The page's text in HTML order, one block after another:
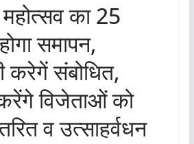
का 25
समापन,
करेगें संबोधित,
विजेताओं को
व उत्साहर्वधन